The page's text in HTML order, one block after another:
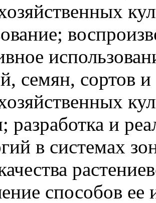
семян, сортов
разработка и
в системах
способов ее